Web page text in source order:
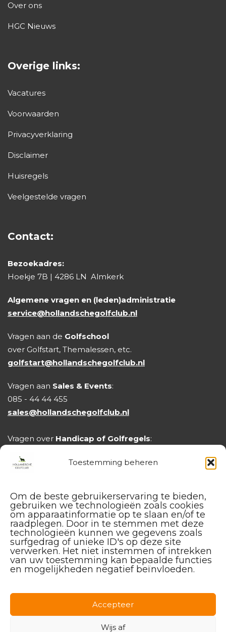
Toestemming beheren
Om de beste gebruikerservaring te bieden,
gebruiken we technologieën zoals cookies
om apparaatinformatie op te slaan en/of te
raadplegen. Door in te stemmen met deze
technologieën kunnen we gegevens zoals
surfgedrag of unieke ID's op deze site
verwerken. Het niet instemmen of intrekken
van uw toestemming kan bepaalde functies
en mogelijkheden negatief beïnvloeden.
Accepteer
Wijs af
Over ons
HGC Nieuws
Overige links:
Vacatures
Voorwaarden
Privacyverklaring
Disclaimer
Huisregels
Veelgestelde vragen
Contact:
Bezoekadres:
Hoekje 7B | 4286 LN Almkerk
Algemene vragen en (leden)administratie
service@hollandschegolfclub.nl
Vragen aan de Golfschool
over Golfstart, Themalessen, etc.
golfstart@hollandschegolfclub.nl
Vragen aan Sales & Events:
085 - 44 44 455
sales@hollandschegolfclub.nl
Vragen over Handicap of Golfregels:
Instagram